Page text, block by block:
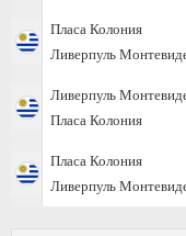
Пласа Колония
Ливерпуль
Ливерпуль
Пласа Колония
Пласа Колония
Ливерпуль